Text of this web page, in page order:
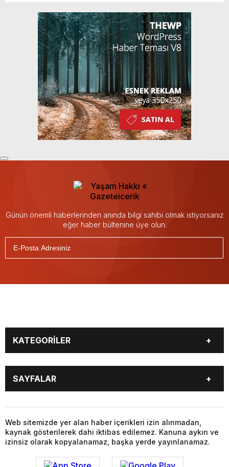
Günün önemli haberlerinden anında bilgi sahibi olmak istiyorsanız
eğer haber bültenine üye olun.
KATEGORİLER
GÜNDEM
DÜNYA
SİYASET
SPOR
MAGAZİN
SAĞLIK
EĞİTİM
YAŞAM
TEKNOLOJİ
KÜLTÜR SANAT
FOTO GALERİ
SAYFALAR
CANLI SONUÇLAR
CANLI TV
FİKSTÜR
FİRMA EKLE
FİRMA REHBERİ
GAZETELER
HABER GÖNDER
HAVA DURUMU
Web sitemizde yer alan haber içerikleri izin alınmadan,
kaynak gösterilerek dahi iktibas edilemez. Kanuna aykırı ve
izinsiz olarak kopyalanamaz, başka yerde yayınlanamaz.